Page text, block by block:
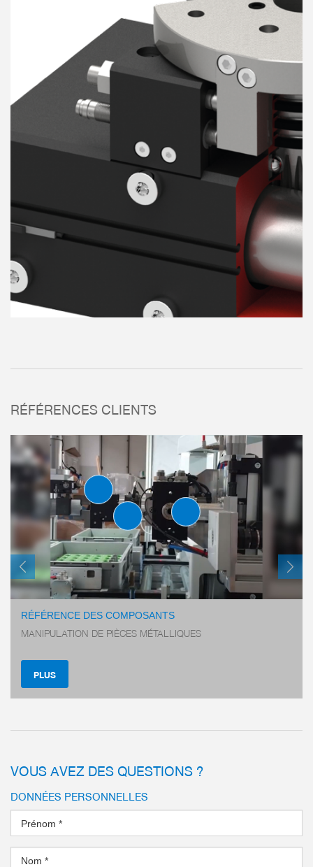
RÉFÉRENCES CLIENTS
UNITÉS DE
PLAT
SÉRIE SF-C
rainure hélicoïdale,
RÉFÉRENCE DES COMPOSANTS
MANIPULATION DE PIÈCES MÉTALLIQUES
PLUS
VOUS AVEZ DES QUESTIONS ?
DONNÉES PERSONNELLES
Prénom *
Nom *